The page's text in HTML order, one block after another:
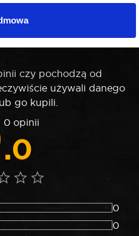
czy pochodzą od
używali danego
go kupili.
.0
0 opinii
0
0